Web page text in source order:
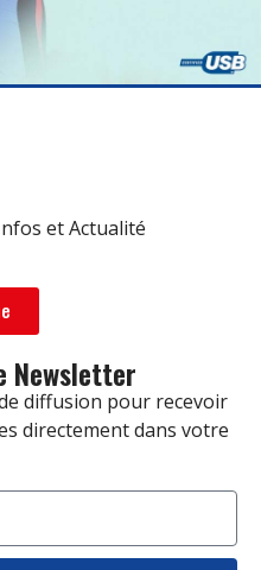
et Actualité
Newsletter
diffusion pour recevoir
directement dans votre